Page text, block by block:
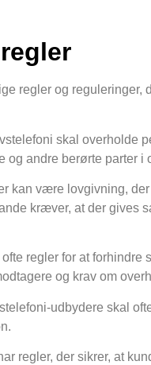
regler og
skal overholde
og andre berørte
kan være lovgivning,
kræver, at der gives
regler for at
og krav om
udbydere skal
regler, der sikrer, at